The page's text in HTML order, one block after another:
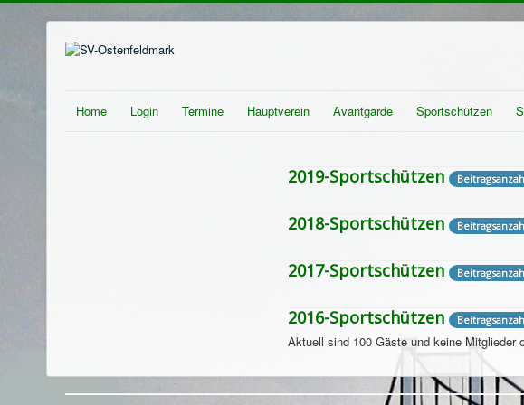
Home Login Termine Hauptverein Avantgarde Sportschützen
2019-Sportschützen
2018-Sportschützen
2017-Sportschützen
2016-Sportschützen
Aktuell sind 100 Gäste und keine Mitglieder